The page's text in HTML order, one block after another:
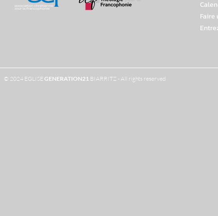
Faire
© 2024 EGLISE GENERATION21 BIARRITZ - All rights reserved